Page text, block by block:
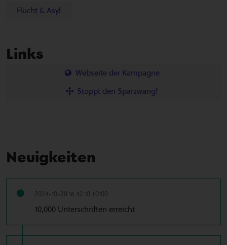
Flucht & Asyl
Links
Webseite der Kampagne
Stoppt den Sparzwang!
Neuigkeiten
2024-10-28 16:42:10 +0100
10,000 Unterschriften erreicht